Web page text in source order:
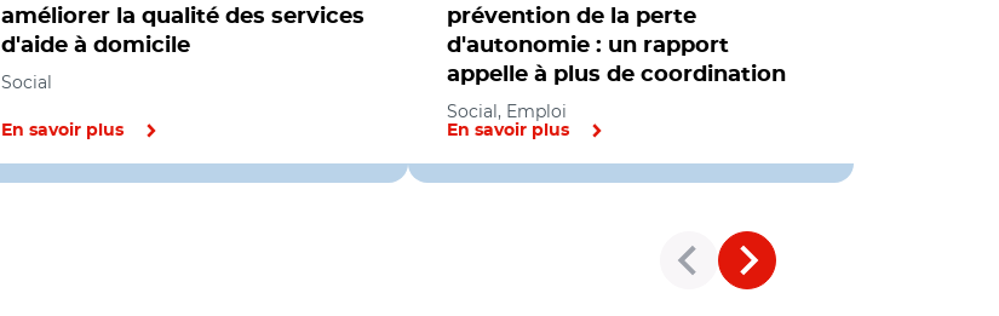
améliorer la qualité des services
d'aide à domicile
Social
En savoir plus
prévention de la perte
d'autonomie : un rapport
appelle à plus de coordination
Social, Emploi
En savoir plus